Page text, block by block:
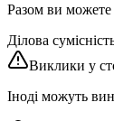
Разом ви можете
Ділова
Виклики у
Іноді можуть